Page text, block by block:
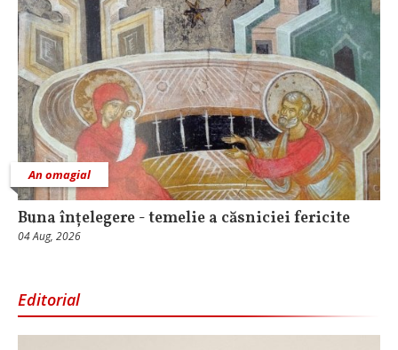
An omagial
Buna înțelegere - temelie a căsniciei fericite
04 Aug, 2026
Editorial